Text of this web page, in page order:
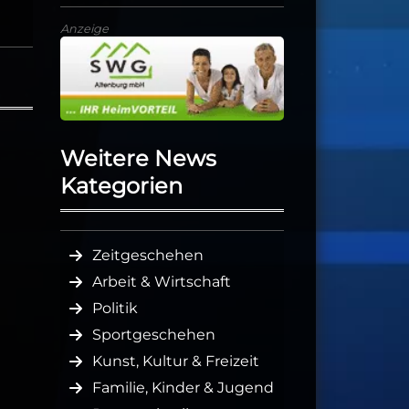
Anzeige
Weitere News
Kategorien
Zeitgeschehen
Arbeit & Wirtschaft
Politik
Sportgeschehen
Kunst, Kultur & Freizeit
Familie, Kinder & Jugend